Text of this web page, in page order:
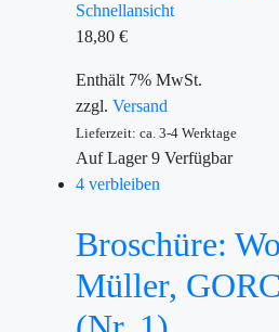
Schnellansicht
18,80 €
Enthält 7% MwSt.
zzgl. Versand
Lieferzeit: ca. 3-4 Werktage
Auf Lager9 Verfügbar
4 verbleiben
Broschüre:
Müller,